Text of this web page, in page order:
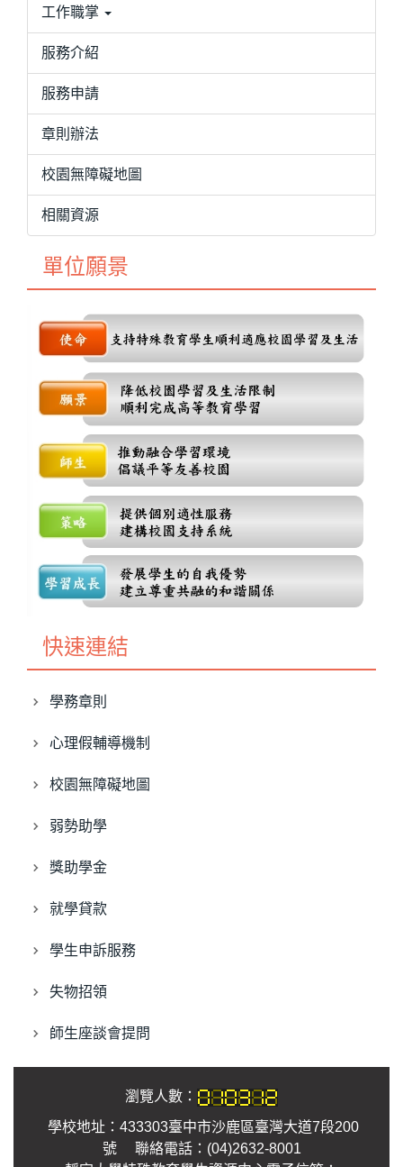
工作職掌
服務介紹
服務申請
章則辦法
校園無障礙地圖
相關資源
單位願景
快速連結
學務章則
心理假輔導機制
校園無障礙地圖
弱勢助學
獎助學金
就學貸款
學生申訴服務
失物招領
師生座談會提問
瀏覽人數：
學校地址：433303臺中市沙鹿區臺灣大道7段200
號 聯絡電話：(04)2632-8001